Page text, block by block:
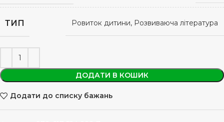
ТИП Ровиток дитини, Розвиваюча література
ДОДАТИ В КОШИК
Додати до списку бажань